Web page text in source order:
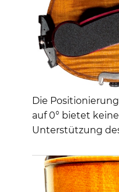
Die
auf 0° bietet
Unterstützung